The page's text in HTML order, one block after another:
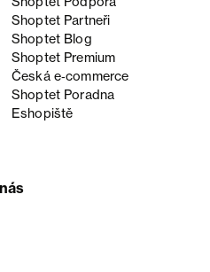
Shoptet Partneři
Shoptet Blog
Shoptet Premium
Česká e‑commerce
Shoptet Poradna
Eshopiště